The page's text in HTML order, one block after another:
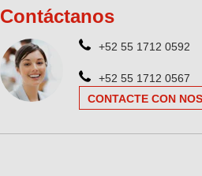
Contáctanos
+52 55 1712 0592
+52 55 1712 0567
CONTACTE CON